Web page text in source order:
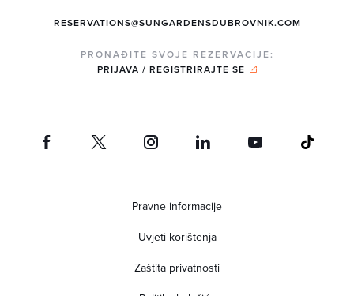
RESERVATIONS@SUNGARDENSDUBROVNIK.COM
PRONAĐITE SVOJE REZERVACIJE:
PRIJAVA / REGISTRIRAJTE SE
Pravne informacije
Uvjeti korištenja
Zaštita privatnosti